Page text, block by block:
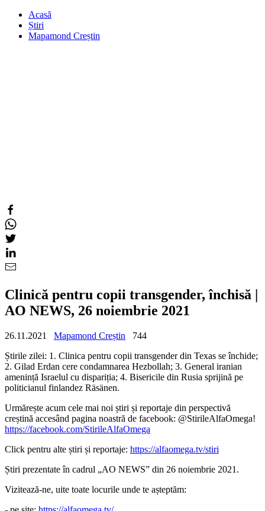
Acasă
Știri
Mapamond Creștin
Clinică pentru copii transgender, închisă |
AO NEWS, 26 noiembrie 2021
26.11.2021 Mapamond Creștin
744
Știrile zilei: 1. Clinica pentru copii transgender din Texas se închide;
2. Gilad Erdan cere condamnarea Hezbollah; 3. General iranian
amenință Israelul cu dispariția; 4. Bisericile din Rusia sprijină pe
politicianul finlandez Räsänen.
Urmărește acum cele mai noi știri și reportaje din perspectivă
creștină accesând pagina noastră de facebook: @StirileAlfaOmega!
https://facebook.com/StirileAlfaOmega
Click pentru alte știri și reportaje: https://alfaomega.tv/stiri
Știri prezentate în cadrul „AO NEWS” din 26 noiembrie 2021.
Vizitează-ne, uite toate locurile unde te așteptăm: